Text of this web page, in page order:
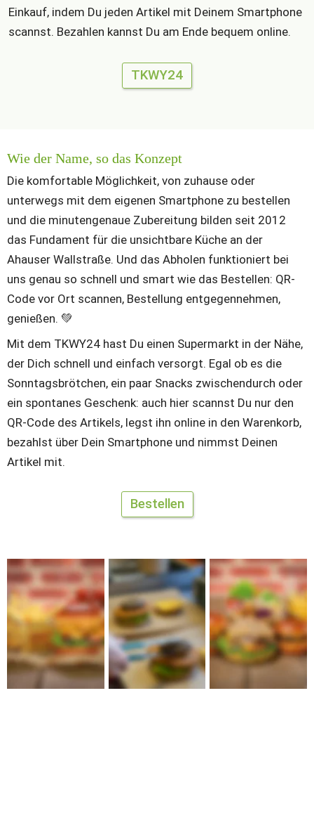
Einkauf, indem Du jeden Artikel mit Deinem Smartphone
scannst. Bezahlen kannst Du am Ende bequem online.
TKWY24
Wie der Name, so das Konzept
Die komfortable Möglichkeit, von zuhause oder
unterwegs mit dem eigenen Smartphone zu bestellen
und die minutengenaue Zubereitung bilden seit 2012
das Fundament für die unsichtbare Küche an der
Ahauser Wallstraße. Und das Abholen funktioniert bei
uns genau so schnell und smart wie das Bestellen: QR-
Code vor Ort scannen, Bestellung entgegennehmen,
genießen. 💚
Mit dem TKWY24 hast Du einen Supermarkt in der Nähe,
der Dich schnell und einfach versorgt. Egal ob es die
Sonntagsbrötchen, ein paar Snacks zwischendurch oder
ein spontanes Geschenk: auch hier scannst Du nur den
QR-Code des Artikels, legst ihn online in den Warenkorb,
bezahlst über Dein Smartphone und nimmst Deinen
Artikel mit.
Bestellen